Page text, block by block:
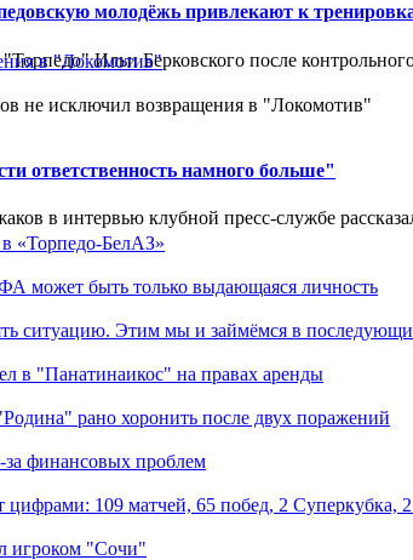
молодёжь привлекают к
Ильи Берковского после
ответственность намного больше"
в интервью клубной пресс-службе
не исключил возвращения в "Локомотив"
«Торпедо-БелАЗ»
может быть только выдающаяся личность
ситуацию. Этим мы и займёмся в
в "Панатинаикос" на правах аренды
рано хоронить после двух поражений
за финансовых проблем
109 матчей, 65 побед, 2 Суперкубка, 2
игроком "Сочи"